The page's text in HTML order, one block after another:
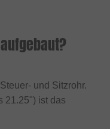
und Sitzrohr.
21.25") ist das